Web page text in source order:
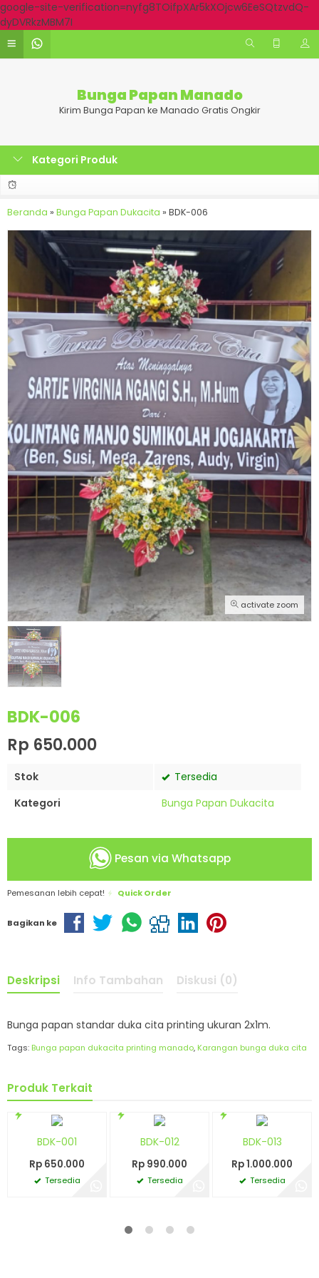
google-site-verification=nyfg8TOifpXAr5kXOjcw6EeSQtzvdQ-
dyDVRkzMBM7I
Bunga Papan Manado
Kirim Bunga Papan ke Manado Gratis Ongkir
Kategori Produk
Beranda » Bunga Papan Dukacita » BDK-006
activate zoom
BDK-006
Rp 650.000
Stok
Tersedia
Kategori
Bunga Papan Dukacita
Pesan via Whatsapp
Pemesanan lebih cepat! Quick Order
Bagikan ke
Deskripsi Info Tambahan Diskusi (0)
Bunga papan standar duka cita printing ukuran 2x1m.
Tags: Bunga papan dukacita printing manado, Karangan bunga duka cita
Produk Terkait
BDK-001
Rp 650.000
Tersedia
BDK-012
Rp 990.000
Tersedia
BDK-013
Rp 1.000.000
Tersedia